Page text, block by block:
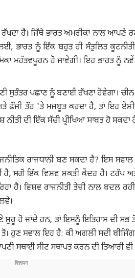
ਹੈ। ਜਿੱਥੇ ਭਾਰਤ ਅਮਰੀਕਾ ਨਾਲ ਆਪਣੇ
ਨੂੰ ਇੱਕ ਬਹੁਤ ਹੀ ਸੰਤੁਲਿਤ ਕੂਟਨੀਤੀ
ਮਹੱਤਵਪੂਰਨ ਹੋ ਜਾਵੇਗੀ। ਇਹ ਭਾਰਤ ਨੂੰ
ਸੁਤੰਤਰ ਪਛਾਣ ਨੂੰ ਬਣਾਈ ਰੱਖਣਾ ਹੋਵੇਗਾ।
ਤੌਰ 'ਤੇ ਮਜ਼ਬੂਤ ​​ਕਰਦਾ ਹੈ, ਤਾਂ ਇਹ
ਨੀਤੀ ਦੀ ਇੱਕ ਸੱਚੀ ਪ੍ਰੀਖਿਆ ਸਾਬਤ ਹੋ ਸਕਦਾ
ਰਾਜਧਾਨੀ ਬਣ ਸਕਦਾ ਹੈ? ਇਸ
ਸਗੋਂ ਇੱਕ ਵਿਸ਼ਵ ਸ਼ਕਤੀ ਕੇਂਦਰ ਹੈ। ਟਰੰਪ
ਹੈ। ਵਿਸ਼ਵ ਰਾਜਨੀਤੀ ਤੇਜ਼ੀ ਨਾਲ ਬਦਲ
ਹੋ ਜਾਂਦੇ ਹਨ, ਤਾਂ ਇਸਨੂੰ ਇਤਿਹਾਸ ਦੀ ਸਭ
ਹੁਣ ਸਵਾਲ ਇਹ ਹੈ: ਕੀ ਅਗਲੀ ਸਦੀ
ਸਥਾਈ ਸੀਟ ਸਥਾਪਤ ਕਰਨ ਦੀ ਤਿਆਰੀ ਵੀ